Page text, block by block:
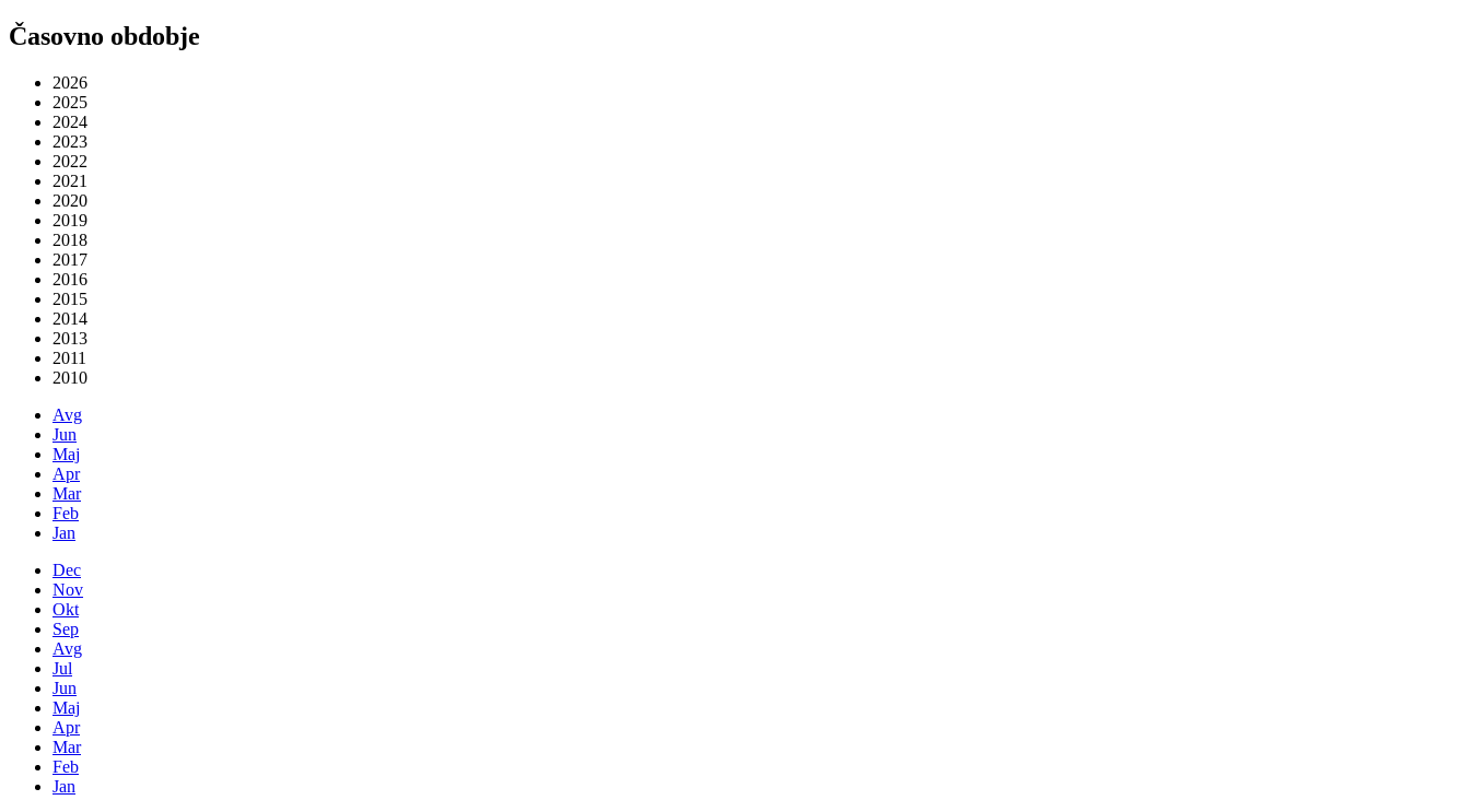
Časovno obdobje
2026
2025
2024
2023
2022
2021
2020
2019
2018
2017
2016
2015
2014
2013
2011
2010
Avg
Jun
Maj
Apr
Mar
Feb
Jan
Dec
Nov
Okt
Sep
Avg
Jul
Jun
Maj
Apr
Mar
Feb
Jan